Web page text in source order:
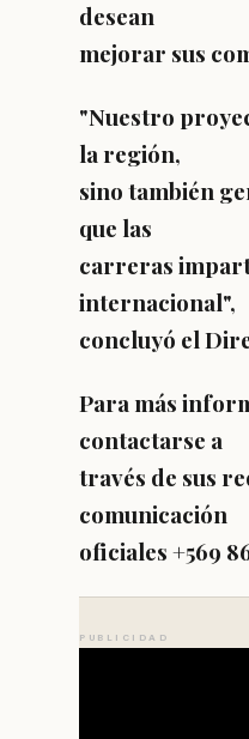
desean
mejorar sus
"Nuestro
la región,
sino también
que las
carreras
internacional",
concluyó el
Para más
contactarse a
través de sus
comunicación
oficiales +569
PUBLICIDAD